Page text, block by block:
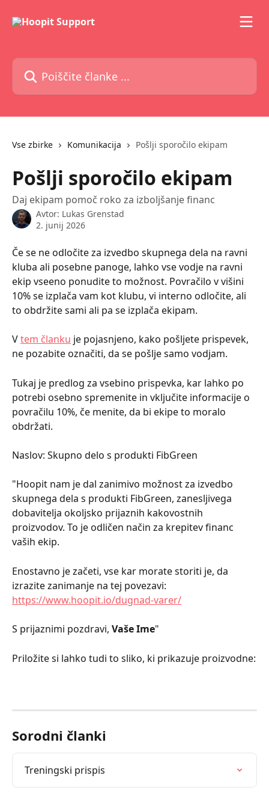
Poiščite članke ...
Vse zbirke Komunikacija Pošlji sporočilo ekipam
Pošlji sporočilo ekipam
Daj ekipam pomoč roko za izboljšanje financ
Avtor: Lukas Grenstad
2. junij 2026
Če se ne odločite za izvedbo skupnega dela na ravni
kluba ali posebne panoge, lahko vse vodje na ravni
ekip vseeno ponudite to možnost. Povračilo v višini
10% se izplača vam kot klubu, vi interno odločite, ali
to obdržite sami ali pa se izplača ekipam.
V tem članku je pojasnjeno, kako pošljete prispevek,
ne pozabite označiti, da se pošlje samo vodjam.
Tukaj je predlog za vsebino prispevka, kar lahko po
potrebi osebno spremenite in vključite informacije o
povračilu 10%, če menite, da bi ekipe to moralo
obdržati.
Naslov: Skupno delo s produkti FibGreen
"Hoopit nam je dal zanimivo možnost za izvedbo
skupnega dela s produkti FibGreen, zanesljivega
dobavitelja okoljsko prijaznih kakovostnih
proizvodov. To je odličen način za krepitev financ
vaših ekip.
Enostavno je začeti, vse kar morate storiti je, da
izrazite zanimanje na tej povezavi:
https://www.hoopit.io/dugnad-varer/
S prijaznimi pozdravi, Vaše Ime"
Priložite si lahko tudi to sliko, ki prikazuje proizvodne:
Sorodni članki
Treningski prispis